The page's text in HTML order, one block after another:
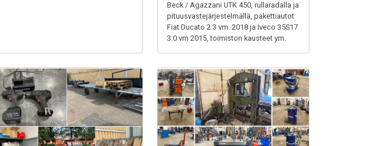
Beck / Agazzani UTK 450, rullaradalla ja
pituusvastejärjestelmällä, pakettiautot
Fiat Ducato 2.3 vm. 2018 ja Iveco 35S17
3.0 vm 2015, toimiston kausteet ym.